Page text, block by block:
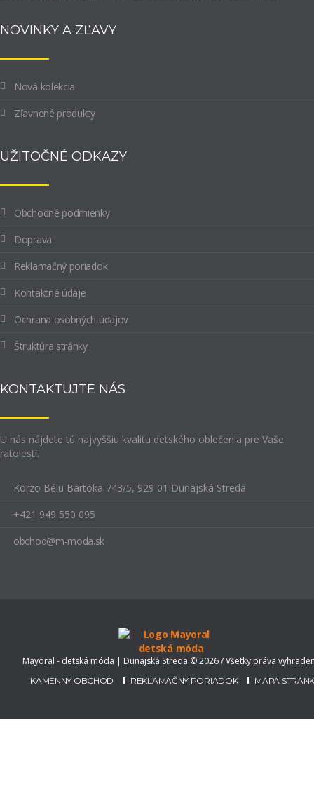
NOVINKY A ZĽAVY
Nová kolekcia
Zľavnené produkty
UŽITOČNÉ ODKAZY
Obchodné podmienky
Doprava
Reklamačný poriadok
Kontaktné údaje
Ochrana osobných údajov
Štruktúra stránky
KONTAKTUJTE NÁS
U nás nájdete tú najvyššiu kvalitu detského oblečenia pre Vaše
ratolesti.
Korzo Bélu Bartóka 743/5, 929 01 Dunajská Streda
+421 949 550 095
obchod@m-moda.sk
Mayoral - detská móda | Dunajská Streda © 2026 / Všetky práva
KAMENNÝ OBCHOD REKLAMAČNÝ PORIADOK MAPA